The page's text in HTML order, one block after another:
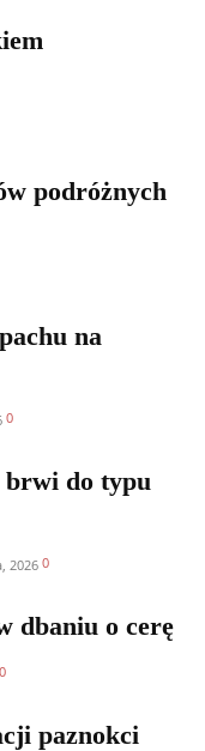
podróżnych
na
0
brwi do typu
2026 0
dbaniu o cerę
0
paznokci